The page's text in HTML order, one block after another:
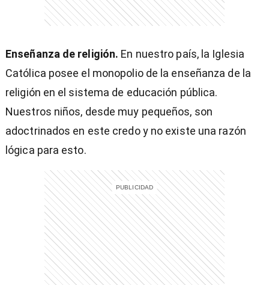
Enseñanza de religión. En nuestro país, la Iglesia
Católica posee el monopolio de la enseñanza de la
religión en el sistema de educación pública.
Nuestros niños, desde muy pequeños, son
adoctrinados en este credo y no existe una razón
lógica para esto.